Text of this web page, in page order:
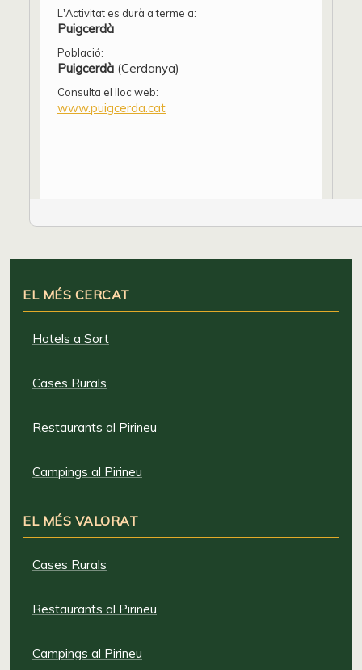
L'Activitat es durà a terme a:
Puigcerdà
Població:
Puigcerdà (Cerdanya)
Consulta el lloc web:
www.puigcerda.cat
EL MÉS CERCAT
Hotels a Sort
Cases Rurals
Restaurants al Pirineu
Campings al Pirineu
EL MÉS VALORAT
Cases Rurals
Restaurants al Pirineu
Campings al Pirineu